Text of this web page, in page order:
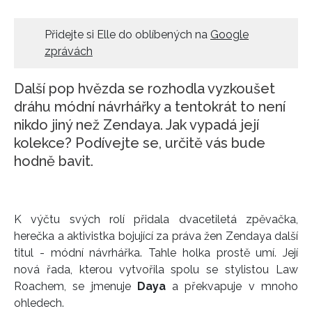
Přidejte si Elle do oblíbených na Google
zprávách
Další pop hvězda se rozhodla vyzkoušet
dráhu módní návrhářky a tentokrát to není
nikdo jiný než Zendaya. Jak vypadá její
kolekce? Podívejte se, určitě vás bude
hodně bavit.
K výčtu svých rolí přidala dvacetiletá zpěvačka,
herečka a aktivistka bojující za práva žen Zendaya další
titul - módní návrhářka. Tahle holka prostě umí. Její
nová řada, kterou vytvořila spolu se stylistou Law
Roachem, se jmenuje
Dayaa překvapuje v mnoho
ohledech.